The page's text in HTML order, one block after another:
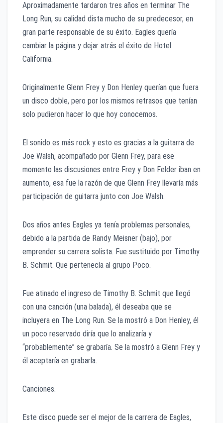
Aproximadamente tardaron tres años en terminar The
Long Run, su calidad dista mucho de su predecesor, en
gran parte responsable de su éxito. Eagles quería
cambiar la página y dejar atrás el éxito de Hotel
California.
Originalmente Glenn Frey y Don Henley querían que fuera
un disco doble, pero por los mismos retrasos que tenían
solo pudieron hacer lo que hoy conocemos.
El sonido es más rock y esto es gracias a la guitarra de
Joe Walsh, acompañado por Glenn Frey, para ese
momento las discusiones entre Frey y Don Felder iban en
aumento, esa fue la razón de que Glenn Frey llevaría más
participación de guitarra junto con Joe Walsh.
Dos años antes Eagles ya tenía problemas personales,
debido a la partida de Randy Meisner (bajo), por
emprender su carrera solista. Fue sustituido por Timothy
B. Schmit. Que pertenecía al grupo Poco.
Fue atinado el ingreso de Timothy B. Schmit que llegó
con una canción (una balada), él deseaba que se
incluyera en The Long Run. Se la mostró a Don Henley, él
un poco reservado diría que lo analizaría y
“probablemente” se grabaría. Se la mostró a Glenn Frey y
él aceptaría en grabarla.
Canciones.
Este disco puede ser el mejor de la carrera de Eagles,